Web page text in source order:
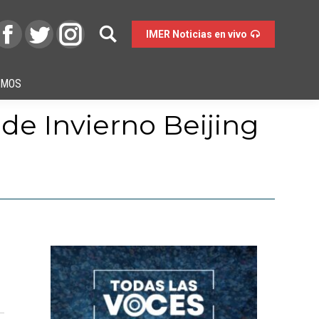
IMER Noticias en vivo
Invierno Beijing